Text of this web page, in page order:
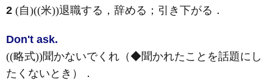
2 (自)((米))退職する，辞める；引き下がる ．
Don't ask.
((略式))聞かないでくれ（◆聞かれたことを話題にし
たくないとき）
．